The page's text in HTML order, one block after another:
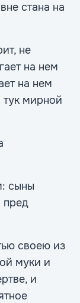
стана на
не
на нем
на нем
мирной
сыны
пред
своею из
муки и
и